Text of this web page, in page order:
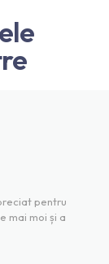
pentru
mai moi și a